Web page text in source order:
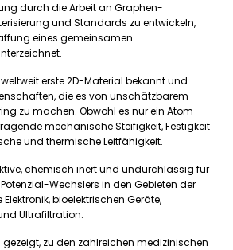
durch die Arbeit an Graphen-
und Standards zu entwickeln,
eines gemeinsamen
erste 2D-Material bekannt und
die es von unschätzbarem
zu machen. Obwohl es nur ein Atom
mechanische Steifigkeit, Festigkeit
und thermische Leitfähigkeit.
chemisch inert und undurchlässig für
Wechslers in den Gebieten der
Elektronik, bioelektrischen Geräte,
Ultrafiltration.
zu den zahlreichen medizinischen